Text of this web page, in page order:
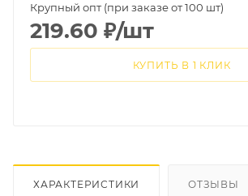
Крупный опт (при заказе от 100 шт)
219.60 ₽/шт
КУПИТЬ В 1 КЛИК
ХАРАКТЕРИСТИКИ ОТЗЫВЫ